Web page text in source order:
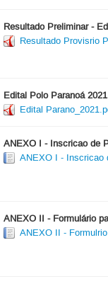
Resultado Preliminar -
Resultado Provisrio
Edital Polo Paranoá 2021
Edital
ANEXO I - Inscricao de
ANEXO I - Inscricao
ANEXO II - Formulário
ANEXO II -